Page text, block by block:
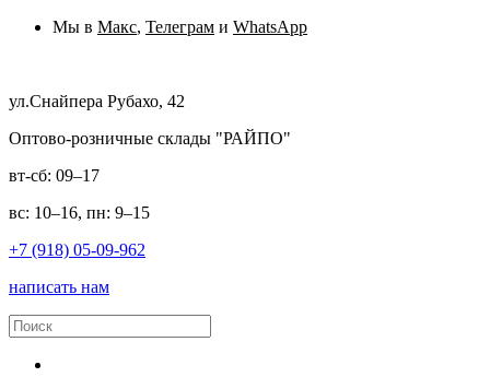
Мы в Макс, Телеграм и WhatsApp
ул.Снайпера Рубахо, 42
Оптово-розничные склады "РАЙПО"
вт-сб: 09–17
вс: 10–16, пн: 9–15
+7 (918) 05-09-962
написать нам